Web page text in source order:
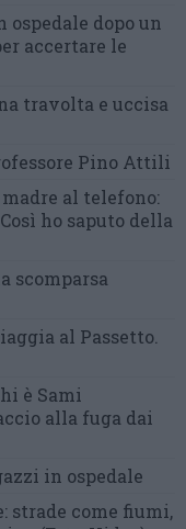
ospedale dopo un
accertare le
travolta e uccisa
Pino Attili
al telefono:
Così ho saputo della
scomparsa
al Passetto.
è Sami
alla fuga dai
in ospedale
strade come fiumi,